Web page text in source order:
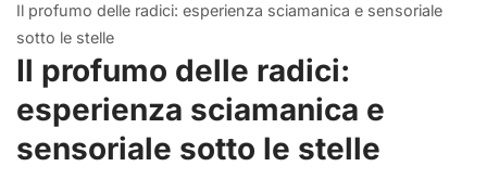
Il profumo delle radici: esperienza sciamanica e sensoriale
sotto le stelle
Il profumo delle radici:
esperienza sciamanica e
sensoriale sotto le stelle